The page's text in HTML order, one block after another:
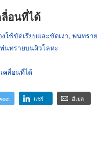
อนที่ได้
ใช้ขัดเรียบและขัดเงา, พ่นทราย
นทรายบนผิวโลหะ
คลื่อนที่ได้
แชร์ อีเมล